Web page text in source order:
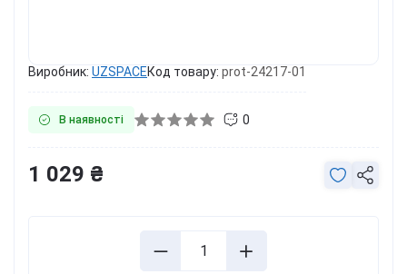
Виробник: UZSPACEКод товару: prot-24217-01
В наявності 0
1 029 ₴